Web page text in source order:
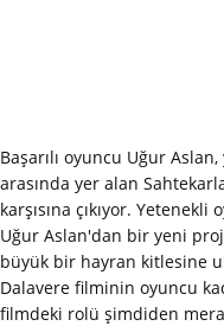
Başarılı oyuncu Uğur
arasında yer alan
karşısına çıkıyor.
Uğur Aslan'dan bir yeni
büyük bir hayran kitlesine
Dalavere filminin oyuncu
filmdeki rolü şimdiden